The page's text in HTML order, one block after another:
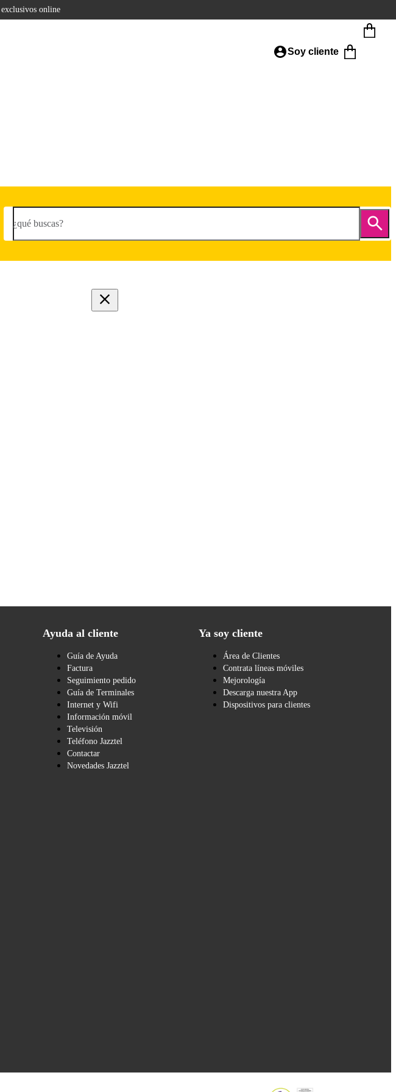
exclusivos online
Soy cliente
¿qué buscas?
Ayuda al cliente
Guía de Ayuda
Factura
Seguimiento pedido
Guía de Terminales
Internet y Wifi
Información móvil
Televisión
Teléfono Jazztel
Contactar
Novedades Jazztel
Ya soy cliente
Área de Clientes
Contrata líneas móviles
Mejorología
Descarga nuestra App
Dispositivos para clientes